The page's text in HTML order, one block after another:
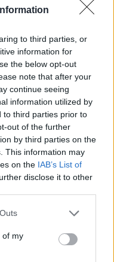
to third parties, or
information for
the below opt-out
note that after your
continue seeing
information utilized by
to third parties prior to
out of the further
by third parties on the
This information may
on the IAB’s List of
disclose it to other
of my
επιτήρησης
19) ISO WEEK
περιστατικά από
νόσου από το νέο
που έχουν